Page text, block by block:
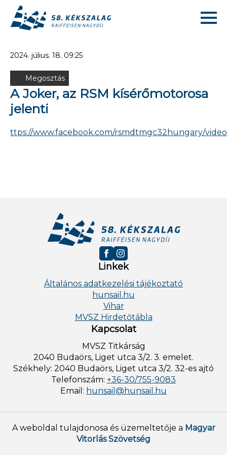
2024. július. 18. 09:25
Megosztás
A Joker, az RSM kísérőmotorosa
jelenti
ttps://www.facebook.com/rsmdtmgc32hungary/
Linkek
Általános adatkezelési tájékoztató
hunsail.hu
Vihar
MVSZ Hirdetőtábla
Kapcsolat
MVSZ Titkárság
2040 Budaörs, Liget utca 3/2. 3. emelet.
Székhely: 2040 Budaörs, Liget utca 3/2. 32-es ajtó
Telefonszám: +36-30/755-9083
Email: hunsail@hunsail.hu
A weboldal tulajdonosa és üzemeltetője a Magyar
Vitorlás Szövetség